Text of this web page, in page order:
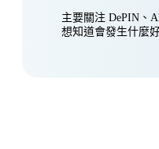
主要關注 DePIN、
想知道會發生什麼